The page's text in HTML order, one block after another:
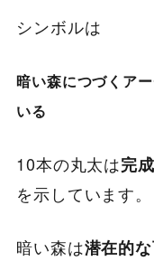
シンボルは
暗い森につづくア
いる
10本の丸太は完
を示しています。
暗い森は潜在的